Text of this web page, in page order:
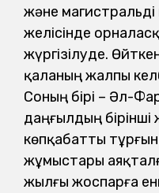
және магистральді
желісінде
жүргізілуде.
қаланың жалпы
Соның бірі – Әл-
даңғылдың бірінші
көпқабатты
жұмыстары
жылғы жоспарға